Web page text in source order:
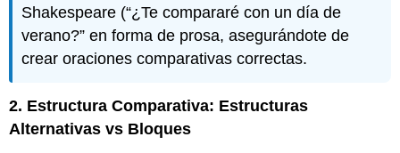
Shakespeare (“¿Te compararé con un día de
verano?” en forma de prosa, asegurándote de
crear oraciones comparativas correctas.
2. Estructura Comparativa: Estructuras
Alternativas vs Bloques